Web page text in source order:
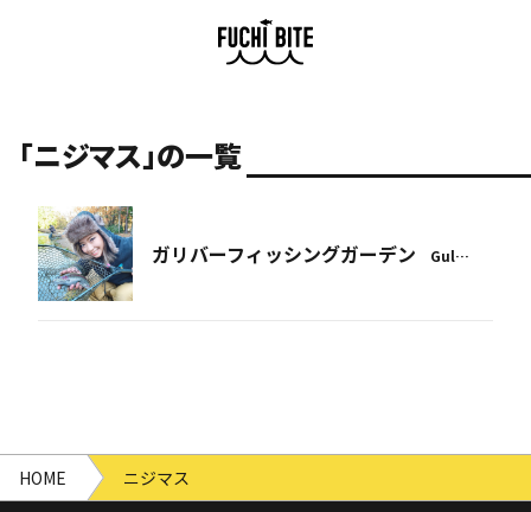
「ニジマス」の一覧
ガリバーフィッシングガーデン Gul…
HOME ニジマス